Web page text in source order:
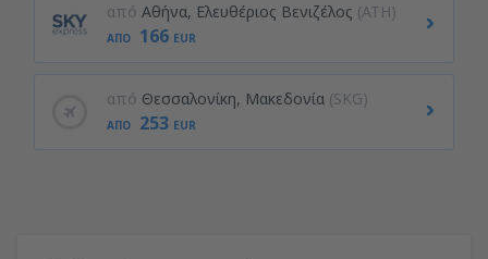
από Αθήνα, Ελευθέριος Βενιζέλος (ATH)
ΑΠΌ 166 EUR
από Θεσσαλονίκη, Μακεδονία (SKG)
ΑΠΌ 253 EUR